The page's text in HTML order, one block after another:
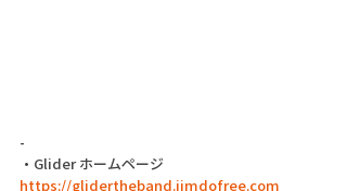
-
・Glider ホームページ
https://glidertheband.jimdofree.com